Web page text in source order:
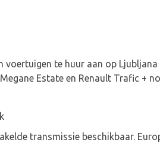
voertuigen te huur aan op
Estate en Renault Trafic +
transmissie beschikbaar.